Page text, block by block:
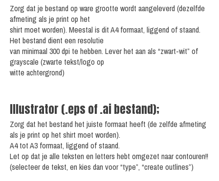
Zorg dat je bestand op ware grootte wordt aangeleverd (dezelfde
afmeting als je print op het
shirt moet worden). Meestal is dit A4 formaat, liggend of staand.
Het bestand dient een resolutie
van minimaal 300 dpi te hebben. Lever het aan als “zwart-wit” of
grayscale (zwarte tekst/logo op
witte achtergrond)
Illustrator (.eps of .ai bestand);
Zorg dat het bestand het juiste formaat heeft (de zelfde afmeting
als je print op het shirt moet worden).
A4 tot A3 formaat, liggend of staand.
Let op dat je alle teksten en letters hebt omgezet naar contouren!!
(selecteer de tekst, en kies dan voor “type”, “create outlines”)